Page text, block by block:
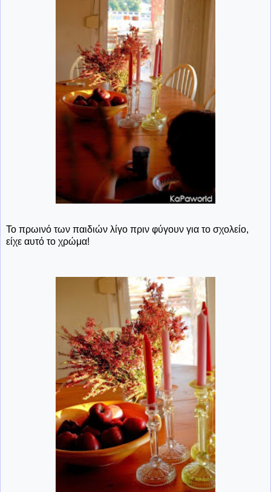
Το πρωινό των παιδιών λίγο πριν φύγουν για το σχολείο,
είχε αυτό το χρώμα!